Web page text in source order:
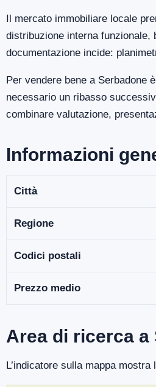
Il mercato immobiliare locale
distribuzione interna funzionale,
documentazione incide:
Per vendere bene a Serbadone
necessario un ribasso
combinare valutazione,
Informazioni
Città
Regione
Codici postali
Prezzo medio
Area di ricerca a
L’indicatore sulla mappa